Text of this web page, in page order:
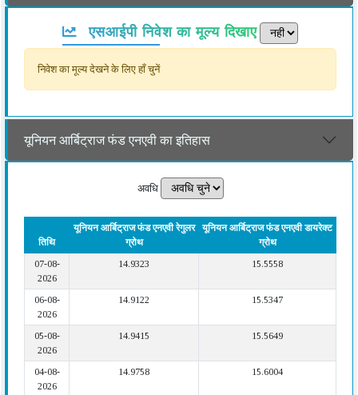
एसआईपी निवेश का मूल्य दिखाए
निवेश का मूल्य देखने के लिए हाँ चुनें
यूनियन आर्बिट्राज फंड एनएवी का इतिहास
अवधि
तिथि
यूनियन आर्बिट्राज फंड एनएवी रेगुलर
ग्रोथ
यूनियन आर्बिट्राज फंड एनएवी डायरेक्ट
ग्रोथ
07-08-
2026
14.9323 15.5558
06-08-
2026
14.9122 15.5347
05-08-
2026
14.9415 15.5649
04-08-
2026
14.9758 15.6004